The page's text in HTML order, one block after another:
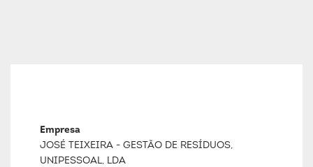
Empresa
JOSÉ TEIXEIRA - GESTÃO DE RESÍDUOS,
UNIPESSOAL, LDA